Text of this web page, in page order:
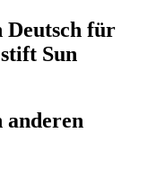
Deutsch für
Sun